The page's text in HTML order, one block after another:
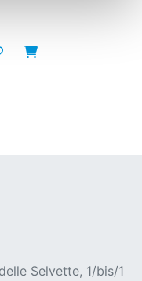
Selvette, 1/bis/1